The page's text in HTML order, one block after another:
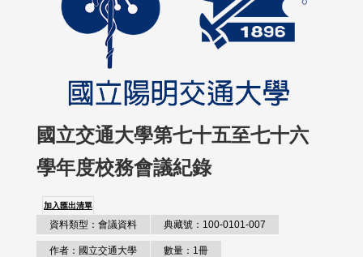
國立交通大學第七十五至七十六
學年度校務會議紀錄
加入匯出清單
資料類型：會議資料 典藏號：100-0101-007
作者：國立交通大學 數量：1冊